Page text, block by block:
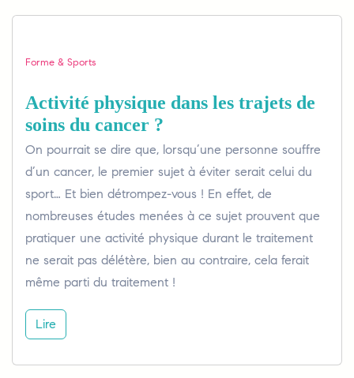
Forme & Sports
Activité physique dans les trajets de
soins du cancer ?
On pourrait se dire que, lorsqu’une personne souffre
d’un cancer, le premier sujet à éviter serait celui du
sport… Et bien détrompez-vous ! En effet, de
nombreuses études menées à ce sujet prouvent que
pratiquer une activité physique durant le traitement
ne serait pas délétère, bien au contraire, cela ferait
même parti du traitement !
Lire